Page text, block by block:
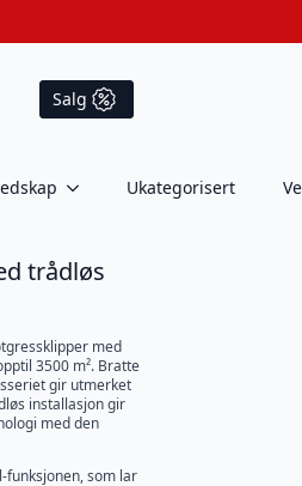
Salg
Ukategorisert
trådløs
med
3500 m². Bratte
gir utmerket
installasjon gir
med den
funksjonen, som lar